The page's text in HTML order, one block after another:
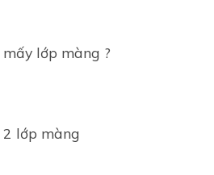
Chương 5: Điện
Chương 8: Sinh vật và môi
lớp màng ?
lớp màng